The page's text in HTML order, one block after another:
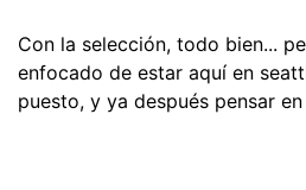
Con la selección, todo bien...
enfocado de estar aquí en
puesto, y ya después pensar